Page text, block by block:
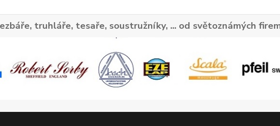
truhláře, tesaře, soustružníky, ... od světoznámých